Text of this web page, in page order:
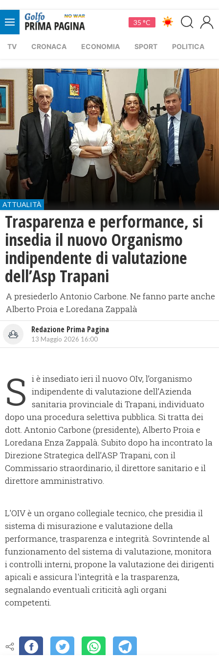
35 °C
TV CRONACA ECONOMIA SPORT POLITICA
ATTUALITÀ
Trasparenza e performance, si
insedia il nuovo Organismo
indipendente di valutazione
dell’Asp Trapani
A presiederlo Antonio Carbone. Ne fanno parte anche
Alberto Proia e Loredana Zappalà
Redazione Prima Pagina
13 Maggio 2026 16:00
S i è insediato ieri il nuovo OIv, l’organismo
indipendente di valutazione dell’Azienda
sanitaria provinciale di Trapani, individuato
dopo una procedura selettiva pubblica. Si tratta dei
dott. Antonio Carbone (presidente), Alberto Proia e
Loredana Enza Zappalà. Subito dopo ha incontrato la
Direzione Strategica dell’ASP Trapani, con il
Commissario straordinario, il direttore sanitario e il
direttore amministrativo.
L'OIV è un organo collegiale tecnico, che presidia il
sistema di misurazione e valutazione della
performance, trasparenza e integrità. Sovrintende al
funzionamento del sistema di valutazione, monitora
i controlli interni, propone la valutazione dei dirigenti
apicali e assicura l'integrità e la trasparenza,
segnalando eventuali criticità agli organi
competenti.